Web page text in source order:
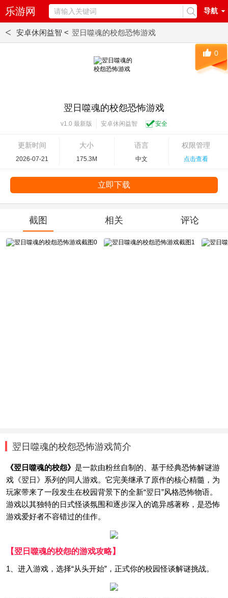
乐游网 导航
< 安卓休闲益智 < 翌日噬魂的校怨恐怖游戏
翌日噬魂的校怨恐怖游戏
v1.0 最新版 安卓休闲益智 安全
更新时间
2026-07-21
大小
175.3M
语言
中文
权限管理
点击查看
0
立即下载
截图 相关 评论
翌日噬魂的校怨恐怖游戏简介
《翌日噬魂的校怨》 是一款由粉丝自制的、基于经典恐怖解谜游
戏《翌日》系列的同人游戏。它完美继承了原作的核心精髓，为
玩家带来了一段发生在校园背景下的全新“翌日”风格恐怖物语。
游戏以其独特的日式怪谈氛围和逐步深入的诡异感著称，是恐怖
游戏爱好者不容错过的佳作。
【翌日噬魂的校怨的游戏攻略】
1、进入游戏，选择“从头开始”，正式你的校园怪谈解谜挑战。